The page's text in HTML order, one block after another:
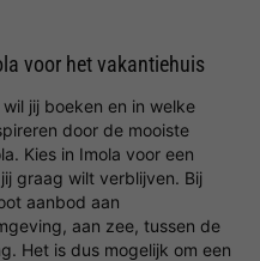
voor het vakantiehuis
jij boeken en in welke
door de mooiste
Kies in Imola voor een
graag wilt verblijven. Bij
aanbod aan
aan zee, tussen de
Het is dus mogelijk om een